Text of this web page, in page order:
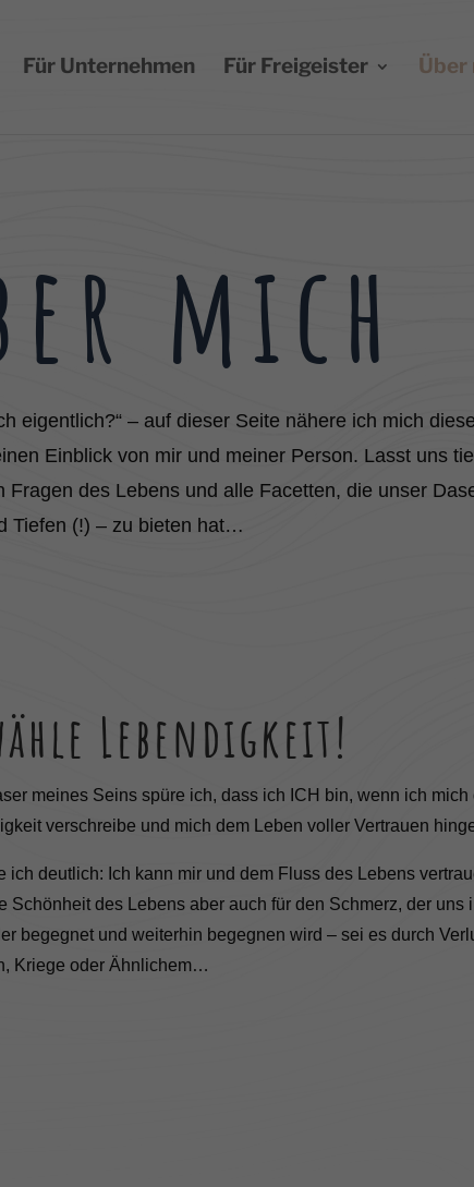
Für Unternehmen Für Freigeister Über
mich
eigentlich?“ – auf dieser Seite nähere ich mich
Einblick von mir und meiner Person. Lasst uns
Fragen des Lebens und alle Facetten, die unser
Tiefen (!) – zu bieten hat…
Lebendigkeit!
meines Seins spüre ich, dass ich ICH bin, wenn ich mich
verschreibe und mich dem Leben voller Vertrauen
ich deutlich: Ich kann mir und dem Fluss des Lebens
Schönheit des Lebens aber auch für den Schmerz, der uns
begegnet und weiterhin begegnen wird – sei es durch
Kriege oder Ähnlichem…